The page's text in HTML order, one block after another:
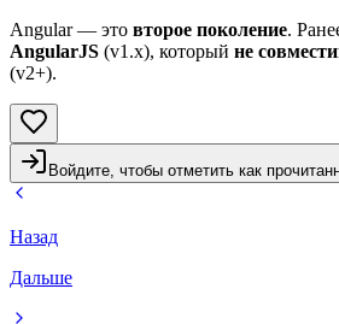
Angular — это второе поколение.
AngularJS (v1.x), который не
(v2+).
Войдите, чтобы отметить как
Назад
Дальше